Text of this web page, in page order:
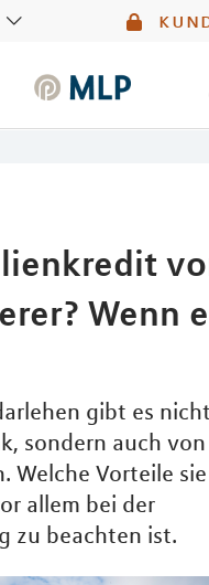
Wenn
gibt es
sondern auch von
Welche Vorteile
allem bei der
zu beachten ist.